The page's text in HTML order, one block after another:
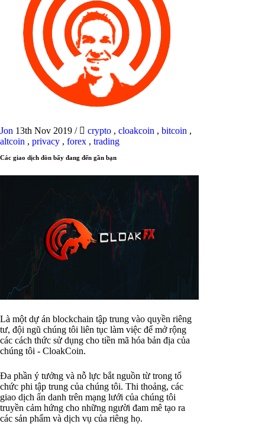
Jon 13th Nov 2019 / crypto , cloakcoin , bitcoin ,
altcoin , privacy , forex , trading
Các giao dịch đòn bẩy đang đến gần bạn
Là một dự án blockchain tập trung vào quyền riêng
tư, đội ngũ chúng tôi liên tục làm việc để mở rộng
các cách thức sử dụng cho tiền mã hóa bản địa của
chúng tôi - CloakCoin.
Đa phần ý tưởng và nỗ lực bắt nguồn từ trong tổ
chức phi tập trung của chúng tôi. Thi thoảng, các
giao dịch ẩn danh trên mạng lưới của chúng tôi
truyền cảm hứng cho những người đam mê tạo ra
các sản phẩm và dịch vụ của riêng họ.